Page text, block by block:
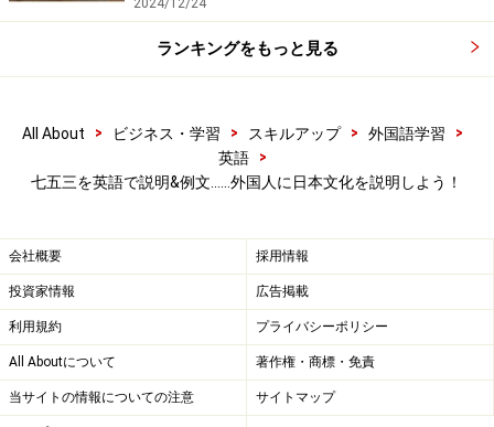
This festival is for three and five year-old boys and three
and seven year-old girls.
めに、出来るだけ別の単語で言い換える傾向がありま
す。今回は「七五三」が主語なので、再度Shichi-go-san
を使わず、this festivalと言い換えました。
七五三の英語例文5：どうやってお祝いする
の？
七五三のお祝いでは、子ども達は家族にお祝いされ、神
社にお参りします。
2024/12/24
ランキングをもっと見る
All About > ビジネス・学習 > スキルアップ > 外国語学習
>
英語
>
七五三を英語で説明&例文……外国人に日本文化を説明しよう！
会社概要 採用情報
投資家情報 広告掲載
利用規約 プライバシーポリシー
All Aboutについて 著作権・商標・免責
当サイトの情報についての注意 サイトマップ